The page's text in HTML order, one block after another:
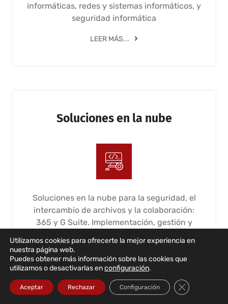
informáticas, redes y sistemas informáticos, y
seguridad informática
LEER MÁS...
Soluciones en la nube
Soluciones en la nube para la seguridad, el
intercambio de archivos y la colaboración:
365 y G Suite. Implementación, gestión y
LEER MÁS...
Utilizamos cookies para ofrecerte la mejor experiencia en
nuestra página web.
Puedes obtener más información sobre las cookies que
utilizamos o desactivarlas enconfiguración.
Aceptar Rechazar Configuración Cerrar el